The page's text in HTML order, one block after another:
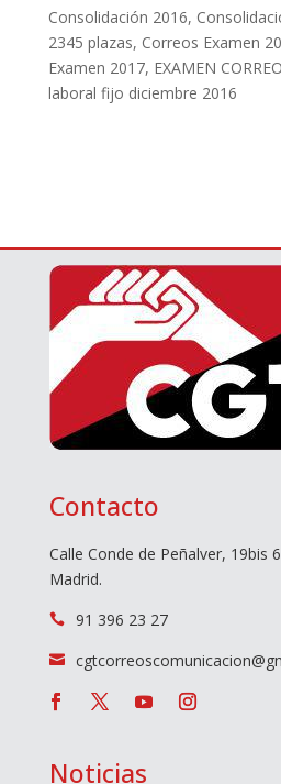
Consolidación 2016,
2345 plazas, Correos Examen
Examen 2017, EXAMEN
laboral fijo diciembre 2016
Contacto
Calle Conde de Peñalver, 19bis
Madrid.
 91 396 23 27

Noticias